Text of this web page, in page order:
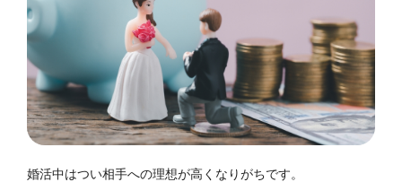
婚活中はつい相手への理想が高くなりがちです。